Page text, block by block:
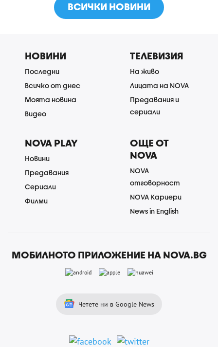
ВСИЧКИ НОВИНИ
НОВИНИ
Последни
Всичко от днес
Моята новина
Видео
ТЕЛЕВИЗИЯ
На живо
Лицата на NOVA
Предавания и
сериали
NOVA PLAY
Новини
Предавания
Сериали
Филми
ОЩЕ ОТ
NOVA
NOVA
отговорност
NOVA Кариери
News in English
МОБИЛНОТО ПРИЛОЖЕНИЕ НА NOVA.BG
Четете ни в Google News